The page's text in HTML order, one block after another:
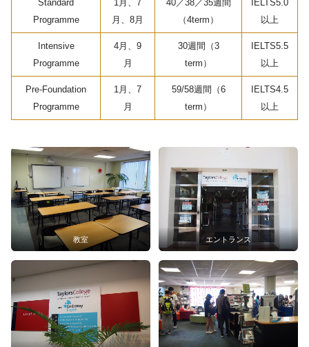
Standard
Programme
1月、7
月、8月
40／38／35週間
（4term）
IELTS5.0
以上
Intensive
Programme
4月、9
月
30週間（3
term）
IELTS5.5
以上
Pre-Foundation
Programme
1月、7
月
59/58週間（6
term）
IELTS4.5
以上
教室 エントランス